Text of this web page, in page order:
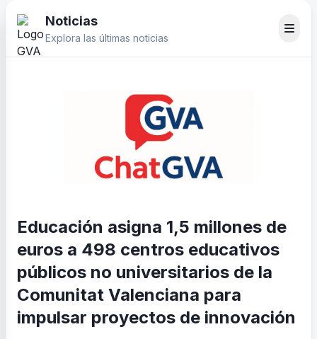
Noticias
Explora las últimas noticias
Educación asigna 1,5 millones de
euros a 498 centros educativos
públicos no universitarios de la
Comunitat Valenciana para
impulsar proyectos de innovación